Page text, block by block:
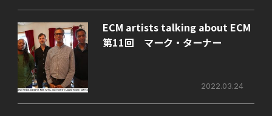
ECM artists talking about ECM
第11回 マーク・ターナー
2022.03.24